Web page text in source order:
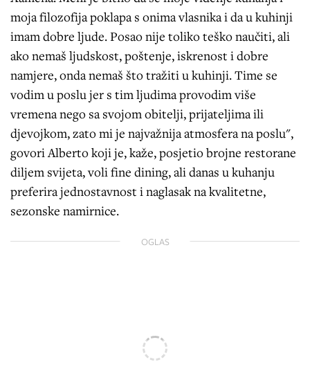
moja filozofija poklapa s onima vlasnika i da u kuhinji
imam dobre ljude. Posao nije toliko teško naučiti, ali
ako nemaš ljudskost, poštenje, iskrenost i dobre
namjere, onda nemaš što tražiti u kuhinji. Time se
vodim u poslu jer s tim ljudima provodim više
vremena nego sa svojom obitelji, prijateljima ili
djevojkom, zato mi je najvažnija atmosfera na poslu",
govori Alberto koji je, kaže, posjetio brojne restorane
diljem svijeta, voli fine dining, ali danas u kuhanju
preferira jednostavnost i naglasak na kvalitetne,
sezonske namirnice.
OGLAS